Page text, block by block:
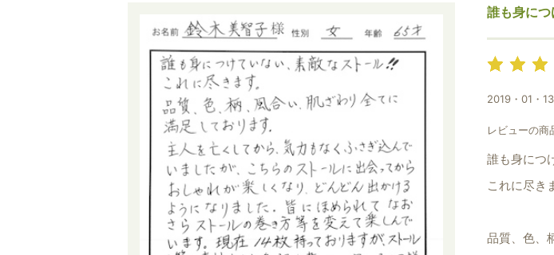
誰も身に
2019・01・13
レビューの商
誰も身につ
これに尽き
品質、色、